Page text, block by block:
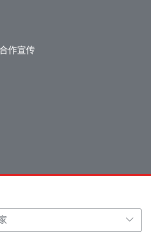
KAILAS在港开设首店 拓展
致辞全文（只有中文）
常任秘书长在「创科出海‧香
全球化路径」研讨会的主题演
）
作宣传